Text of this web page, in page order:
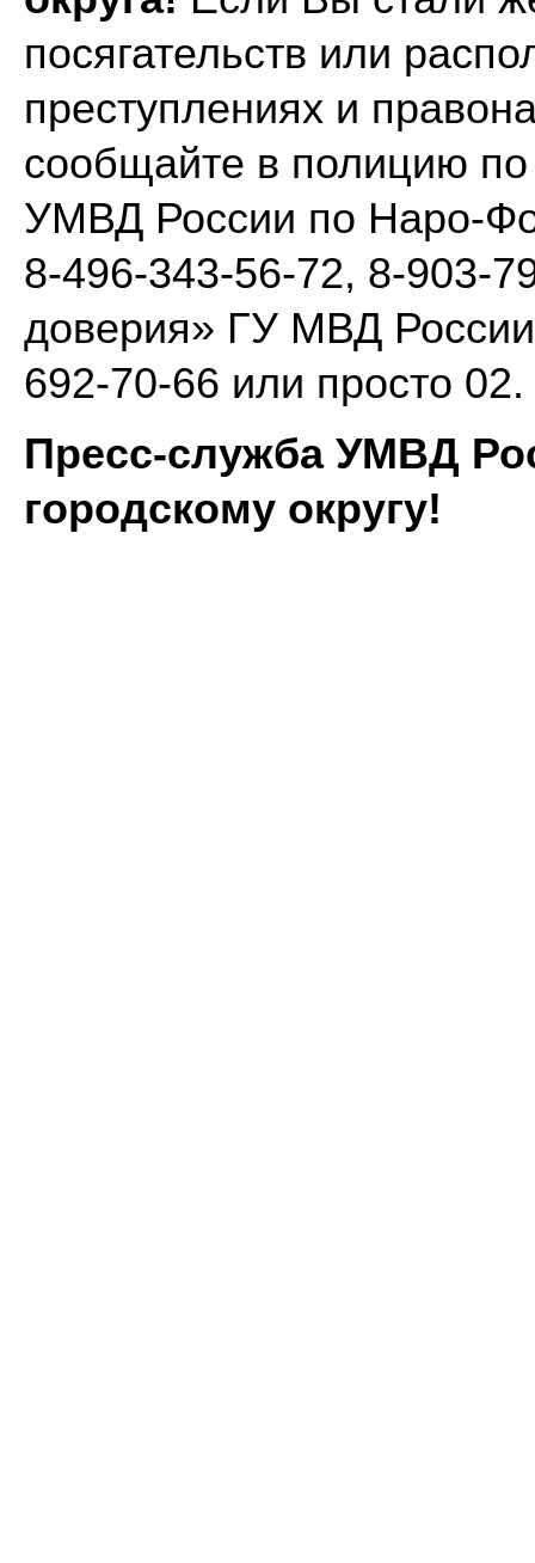
посягательств или
преступлениях и
сообщайте в полицию
УМВД России по Наро-
8-496-343-56-72, 8-903-
доверия» ГУ МВД
692-70-66 или просто 02.
Пресс-служба УМВД
городскому округу!